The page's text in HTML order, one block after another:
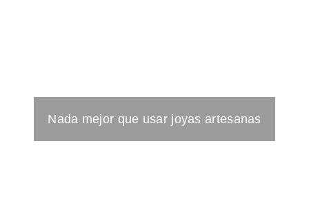
Nada mejor que usar joyas artesanas